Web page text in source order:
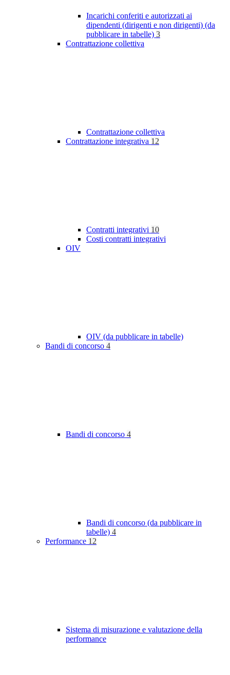
Incarichi conferiti e autorizzati ai
dipendenti (dirigenti e non dirigenti) (da
pubblicare in tabelle) 3
Contrattazione collettiva
Contrattazione collettiva
Contrattazione integrativa 12
Contratti integrativi 10
Costi contratti integrativi
OIV
OIV (da pubblicare in tabelle)
Bandi di concorso 4
Bandi di concorso 4
Bandi di concorso (da pubblicare in
tabelle) 4
Performance 12
Sistema di misurazione e valutazione della
performance